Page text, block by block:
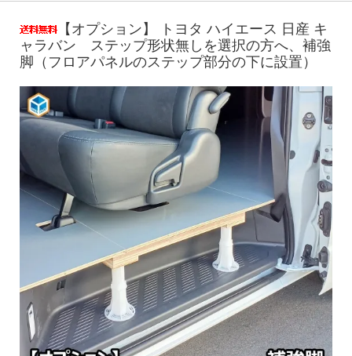
【オプション】 トヨタ ハイエース 日産 キ
ャラバン ステップ形状無しを選択の方へ、補強
脚（フロアパネルのステップ部分の下に設置）